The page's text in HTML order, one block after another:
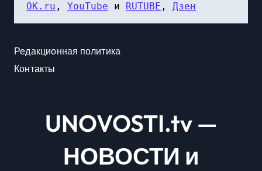
OK.ru , YouTube и RUTUBE , Дзен
Редакционная политика
Контакты
UNOVOSTI.tv —
НОВОСТИ и